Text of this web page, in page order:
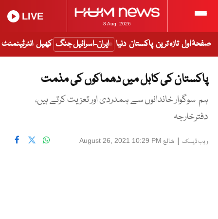
8 Aug, 2026
LIVE
صفحۂ اول تازہ ترین پاکستان دنیا ایران-اسرائیل جنگ کھیل انٹرٹینمنٹ
پاکستان کی کابل میں دھماکوں کی مذمت
ہم سوگوار خاندانوں سے ہمدردی اور تعزیت کرتے ہیں،
دفترخارجہ
ویب ڈیسک | شائع August 26, 2021 10:29 PM